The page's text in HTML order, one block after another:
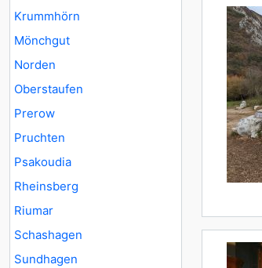
Krummhörn
Mönchgut
Norden
Oberstaufen
Prerow
Pruchten
Psakoudia
Rheinsberg
Riumar
Schashagen
Sundhagen